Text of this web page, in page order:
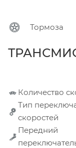
Тормоза
Количество
Тип
скоростей
Передний